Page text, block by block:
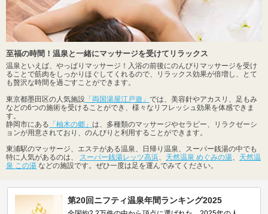
至福の時間！温泉と一緒にマッサージを受けてリラックス
温泉といえば、やっぱりマッサージ！入浴の前後にのんびりマッサージを受け
ることで筋肉をしっかりほぐしてくれるので、リラックス効果が倍増し、とて
も贅沢な時間を過ごすことができます。
東京都墨田区の人気施設 「両国湯屋江戸遊」 では、美容針やアカスリ、足もみ
などの6つの施術を受けることができ、様々なリフレッシュ効果を体感できま
す。
静岡市にある 「柚木の郷」 は、多種類のマッサージやセラピー、リラクゼーシ
ョンが用意されており、のんびりと利用することができます。
東浦駅のマッサージ、エステがある温泉、日帰り温泉、スーパー銭湯の中でも
特に人気があるのは、
スーパー銭湯レッツ高浜 天然温泉 めぐみの湯
天然温
泉 この湯 などの施設です。ぜひ一度は足を運んでみてください。
第20回ニフティ温泉年間ランキング2025